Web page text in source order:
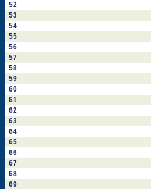
52
53
54
55
56
57
58
59
60
61
62
63
64
65
66
67
68
69